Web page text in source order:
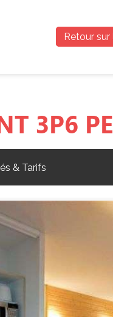
Retour
3P6
& Tarifs